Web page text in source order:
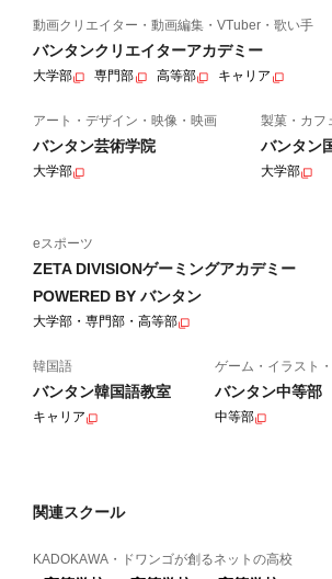
動画クリエイター・動画編集・VTuber・歌い手
バンタンクリエイターアカデミー
大学部 専門部 高等部 キャリア
アート・デザイン・映像・映画
バンタン芸術学院
大学部
製菓・カフ
バンタン
大学部
eスポーツ
ZETA DIVISIONゲーミングアカデミー
POWERED BY バンタン
大学部・専門部・高等部
韓国語
バンタン韓国語教室
キャリア
ゲーム・イラスト
バンタン中等部
中等部
関連スクール
KADOKAWA・ドワンゴが創るネットの高校